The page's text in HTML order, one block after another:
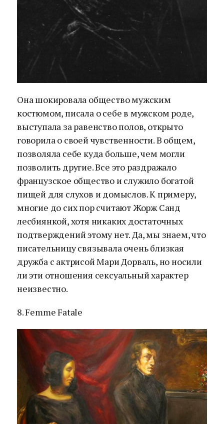
Она шокировала общество мужским
костюмом, писала о себе в мужском роде,
выступала за равенство полов, открыто
говорила о своей чувственности. В общем,
позволяла себе куда больше, чем могли
позволить другие. Все это раздражало
французское общество и служило богатой
пищей для слухов и домыслов. К примеру,
многие до сих пор считают Жорж Санд
лесбиянкой, хотя никаких достаточных
подтверждений этому нет. Да, мы знаем, что
писательницу связывала очень близкая
дружба с актрисой Мари Дорваль, но носили
ли эти отношения сексуальный характер
неизвестно.
8. Femme Fatale